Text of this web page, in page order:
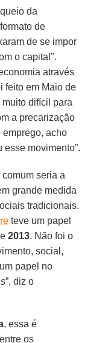
da
de
de se impor
o capital".
através
feito em Maio de
difícil para
a precarização
emprego, acho
movimento”.
seria a
grande medida
tradicionais.
teve um papel
2013. Não foi o
social,
papel no
”, diz o
, essa é
os